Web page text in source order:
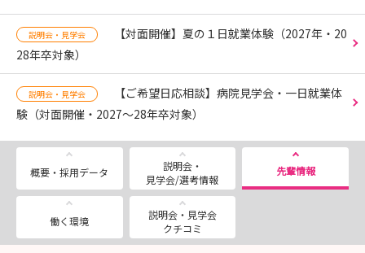
説明会・見学会
【対面開催】夏の１日就業体験（2027年・20
28年卒対象）
説明会・見学会
【ご希望日応相談】病院見学会・一日就業体
験（対面開催・2027～28年卒対象）
概要・採用データ
説明会・
見学会/選考情報
先輩情報
働く環境
説明会・見学会
クチコミ